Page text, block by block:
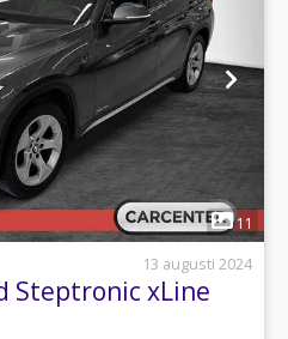
11
13 augusti 2024
Steptronic xLine